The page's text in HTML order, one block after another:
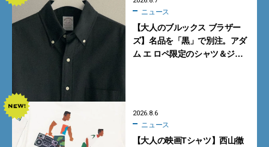
ニュース
【大人のブルックス ブラザー
ズ】名品を「黒」で別注。アダ
ム エ ロペ限定のシャツ＆ジャ
2026.8.6
ニュース
【大人の映画Tシャツ】西山徹